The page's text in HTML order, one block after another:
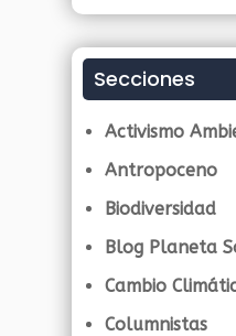
Secciones
Activismo
Antropoceno
Biodiversidad
Blog Planeta
Cambio
Columnistas